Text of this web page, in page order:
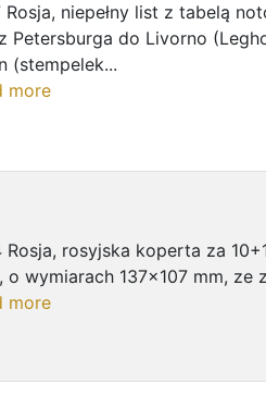
Rosja, niepełny list z tabelą
Petersburga do Livorno
(stempelek...
more
Rosja, rosyjska koperta za
o wymiarach 137x107 mm, ze
more